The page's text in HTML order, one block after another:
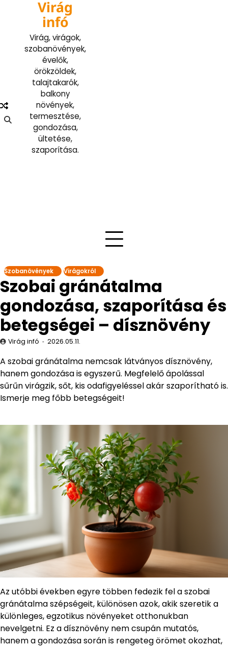
Virág
infó
Virág, virágok,
szobanövények,
évelők,
örökzöldek,
talajtakarók,
balkony
növények,
termesztése,
gondozása,
ültetése,
szaporítása.
Szobanövények Virágokról
Szobai gránátalma
gondozása, szaporítása és
betegségei – dísznövény
Virág infó 2026.05.11.
A szobai gránátalma nemcsak látványos dísznövény,
hanem gondozása is egyszerű. Megfelelő ápolással
sűrűn virágzik, sőt, kis odafigyeléssel akár szaporítható is.
Ismerje meg főbb betegségeit!
Az utóbbi években egyre többen fedezik fel a szobai
gránátalma szépségeit, különösen azok, akik szeretik a
különleges, egzotikus növényeket otthonukban
nevelgetni. Ez a dísznövény nem csupán mutatós,
hanem a gondozása során is rengeteg örömet okozhat,